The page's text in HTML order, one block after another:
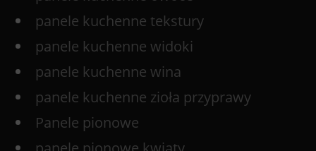
panele kuchenne tekstury
panele kuchenne widoki
panele kuchenne wina
panele kuchenne zioła przyprawy
Panele pionowe